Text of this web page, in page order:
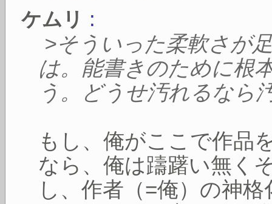
ケムリ :
>そういった柔軟さが
は。能書きのために根
う。どうせ汚れるなら
もし、俺がここで作品
なら、俺は躊躇い無く
し、作者（=俺）の神